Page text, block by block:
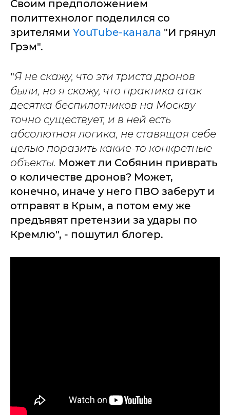
Своим предположением
политтехнолог поделился со
зрителями YouTube-канала "И грянул
Грэм".
"Я не скажу, что эти триста дронов
были, но я скажу, что практика атак
десятка беспилотников на Москву
точно существует, и в ней есть
абсолютная логика, не ставящая себе
целью поразить какие-то конкретные
объекты. Может ли Собянин приврать
о количестве дронов? Может,
конечно, иначе у него ПВО заберут и
отправят в Крым, а потом ему же
предъявят претензии за удары по
Кремлю", - пошутил блогер.